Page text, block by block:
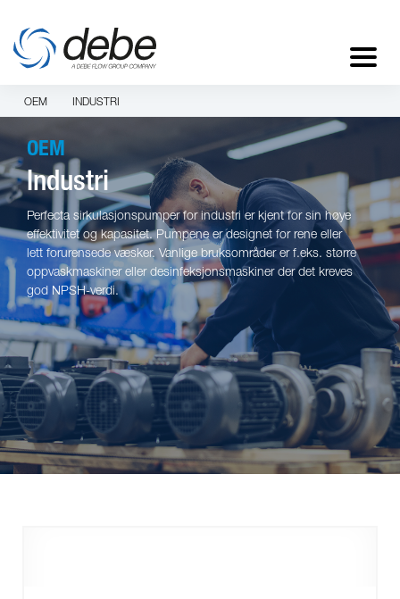
OEM INDUSTRI
OEM
Industri
Perfecta sirkulasjonspumper for industri er kjent for sin høye
effektivitet og kapasitet. Pumpene er designet for rene eller
lett forurensede væsker. Vanlige bruksområder er f.eks. større
oppvaskmaskiner eller desinfeksjonsmaskiner der det kreves
god NPSH-verdi.